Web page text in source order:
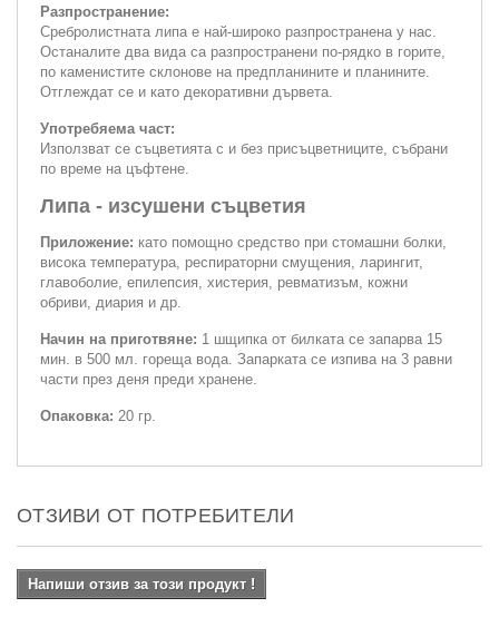
Разпространение:
Сребролистната липа е най-широко разпространена у нас.
Останалите два вида са разпространени по-рядко в горите,
по каменистите склонове на предпланините и планините.
Отглеждат се и като декоративни дървета.
Употребяема част:
Използват се съцветията с и без присъцветниците, събрани
по време на цъфтене.
Липа - изсушени съцветия
Приложение: като помощно средство при стомашни болки,
висока температура, респираторни смущения, ларингит,
главоболие, епилепсия, хистерия, ревматизъм, кожни
обриви, диария и др.
Начин на приготвяне: 1 шщипка от билката се запарва 15
мин. в 500 мл. гореща вода. Запарката се изпива на 3 равни
части през деня преди хранене.
Опаковка: 20 гр.
ОТЗИВИ ОТ ПОТРЕБИТЕЛИ
Напиши отзив за този продукт !